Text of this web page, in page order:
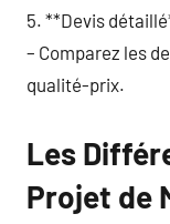
5. **Devis
– Comparez les
qualité-prix.
Les
Projet de